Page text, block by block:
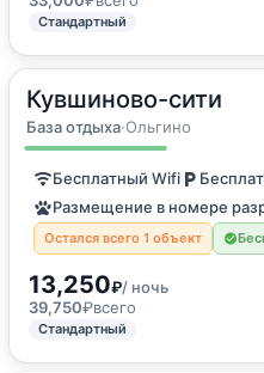
Стандартный
Кувшиново-сити
База отдыха·Ольгино
100м 2·3 гостя
Дом для отпуска
Бесплатный Wifi
Размещение в номере
Остался всего 1 объект
13,250₽/ ночь
39,750₽всего
Стандартный